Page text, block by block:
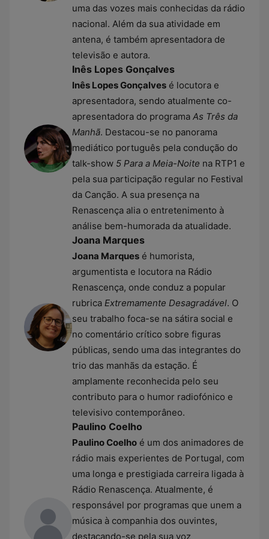
uma das vozes mais conhecidas da rádio
nacional. Além da sua atividade em
antena, é também apresentadora de
televisão e autora.
Inês Lopes Gonçalves
Inês Lopes Gonçalves é locutora e
apresentadora, sendo atualmente co-
apresentadora do programa As Três da
Manhã. Destacou-se no panorama
mediático português pela condução do
talk-show 5 Para a Meia-Noite na RTP1 e
pela sua participação regular no Festival
da Canção. A sua presença na
Renascença alia o entretenimento à
análise bem-humorada da atualidade.
Joana Marques
Joana Marques é humorista,
argumentista e locutora na Rádio
Renascença, onde conduz a popular
rubrica Extremamente Desagradável. O
seu trabalho foca-se na sátira social e
no comentário crítico sobre figuras
públicas, sendo uma das integrantes do
trio das manhãs da estação. É
amplamente reconhecida pelo seu
contributo para o humor radiofónico e
televisivo contemporâneo.
Paulino Coelho
Paulino Coelho é um dos animadores de
rádio mais experientes de Portugal, com
uma longa e prestigiada carreira ligada à
Rádio Renascença. Atualmente, é
responsável por programas que unem a
música à companhia dos ouvintes,
destacando-se pela sua voz